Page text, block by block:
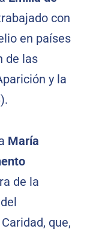
con
en países
de las
y la
María
de la
que,